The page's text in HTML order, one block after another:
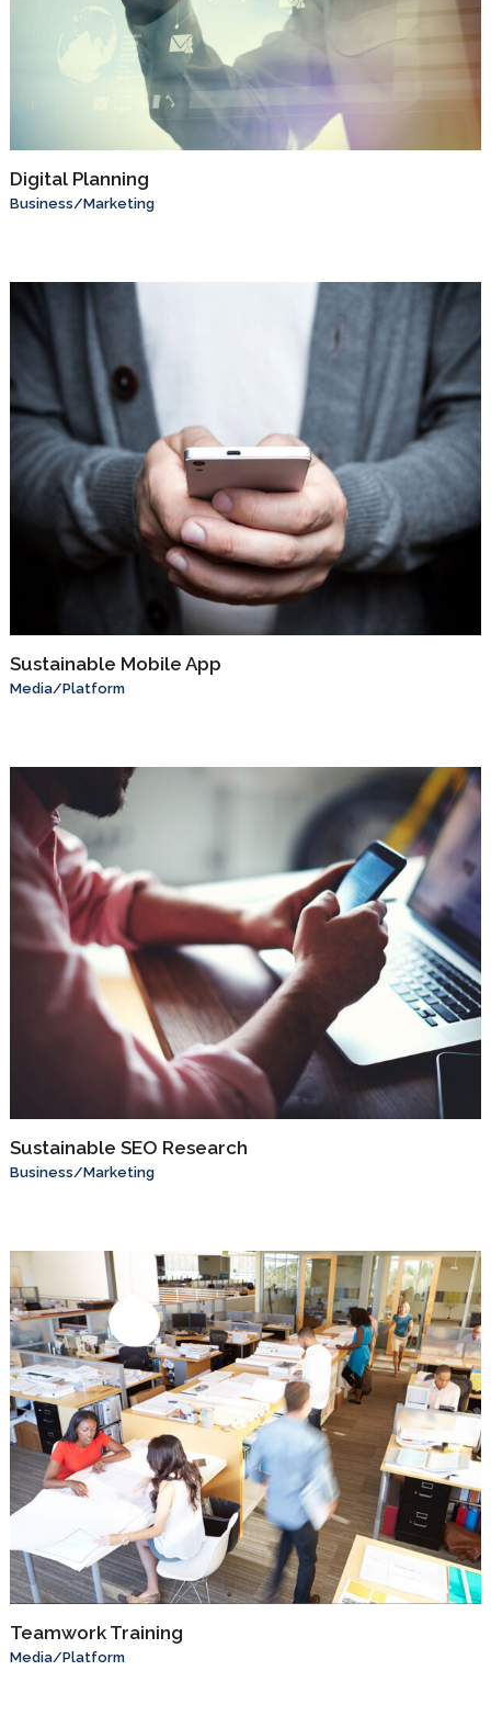
Digital Planning
Business/Marketing
Sustainable Mobile App
Media/Platform
Sustainable SEO Research
Business/Marketing
Teamwork Training
Media/Platform